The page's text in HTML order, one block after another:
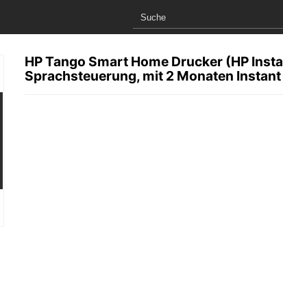
HP Tango Smart Home Drucker (HP
Sprachsteuerung, mit 2 Monaten